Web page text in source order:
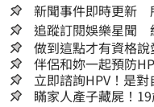
新聞事件即時更新
追蹤訂閱娛樂星聞
做到這點才有資格說
伴侶和妳一起預防
立即諮詢HPV！是
嫌晚！
瞞家人產子藏屍！